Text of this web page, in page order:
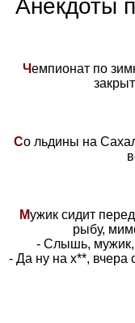
Анекдоты
Чемпионат по
Со льдины на
Мужик сидит
рыбу,
- Слышь, мужик,
- Да ну на х**,